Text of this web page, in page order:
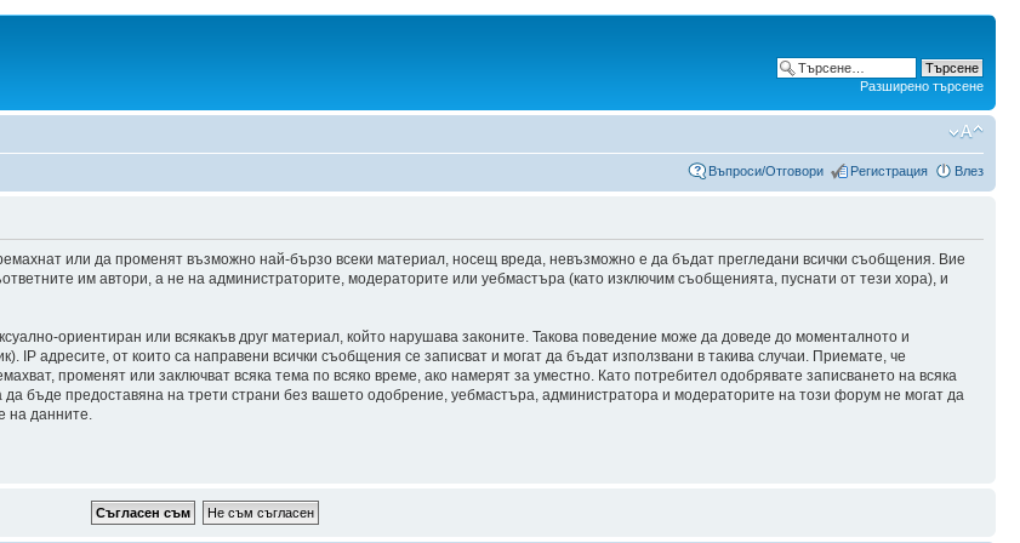
Разширено търсене
Въпроси/Отговори Регистрация Влез
или да променят възможно най-бързо всеки материал, носещ вреда, невъзможно е да бъдат прегледани всички съобщения. Вие
им автори, а не на администраторите, модераторите или уебмастъра (като изключим съобщенията, пуснати от тези хора), и
ориентиран или всякакъв друг материал, който нарушава законите. Такова поведение може да доведе до моменталното и
IP адресите, от които са направени всички съобщения се записват и могат да бъдат използвани в такива случаи. Приемате, че
променят или заключват всяка тема по всяко време, ако намерят за уместно. Като потребител одобрявате записването на всяка
бъде предоставяна на трети страни без вашето одобрение, уебмастъра, администратора и модераторите на този форум не могат да
на данните.